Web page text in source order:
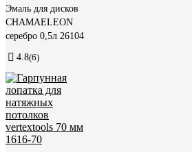
Эмаль для дисков
CHAMAELEON
серебро 0,5л 26104
4.8(6)